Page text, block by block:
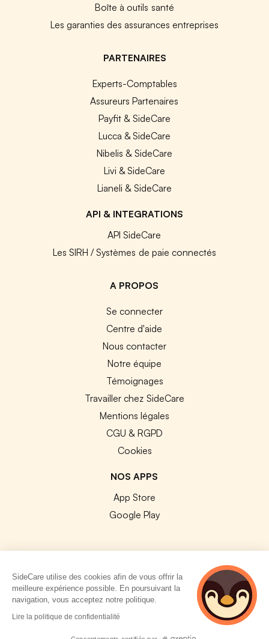
Boîte à outils santé
Les garanties des assurances entreprises
PARTENAIRES
Experts-Comptables
Assureurs Partenaires
Payfit & SideCare
Lucca & SideCare
Nibelis & SideCare
Livi & SideCare
Lianeli & SideCare
API & INTEGRATIONS
API SideCare
Les SIRH / Systèmes de paie connectés
A PROPOS
Se connecter
Centre d'aide
Nous contacter
Notre équipe
Témoignages
Travailler chez SideCare
Mentions légales
CGU & RGPD
Cookies
NOS APPS
App Store
Google Play
© 2026 SideCare. Tous droits réservés.
SideCare utilise des cookies afin de vous offrir la
meilleure expérience possible. En poursuivant la
navigation, vous acceptez notre politique.
Lire la politique de confidentialité
4 personnes
consultent